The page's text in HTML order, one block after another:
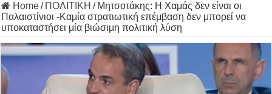
Home/ ΠΟΛΙΤΙΚΗ / Μητσοτάκης: Η Χαμάς δεν είναι οι
Παλαιστίνιοι -Καμία στρατιωτική επέμβαση δεν μπορεί να
υποκαταστήσει μία βιώσιμη πολιτική λύση